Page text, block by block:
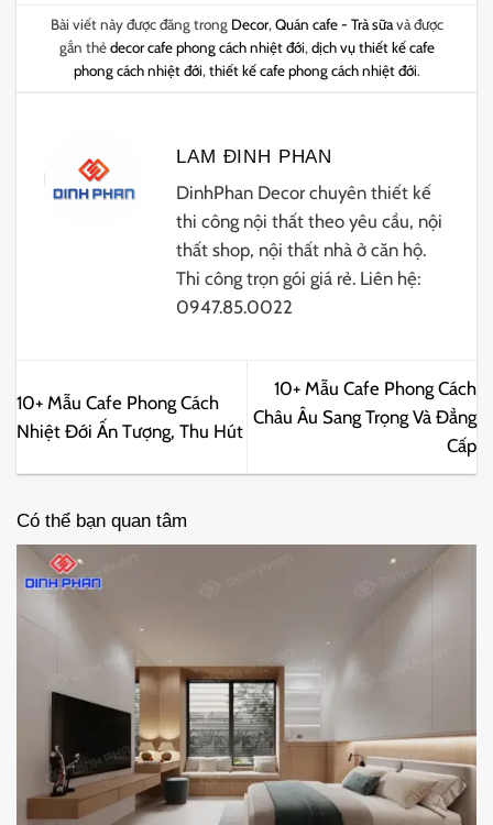
Bài viết này được đăng trong Decor, Quán cafe - Trà sữavà được
gắn thẻdecor cafe phong cách nhiệt đới, dịch vụ thiết kế cafe
phong cách nhiệt đới, thiết kế cafe phong cách nhiệt đới.
LAM ĐINH PHAN
DinhPhan Decor chuyên thiết kế
thi công nội thất theo yêu cầu, nội
thất shop, nội thất nhà ở căn hộ.
Thi công trọn gói giá rẻ. Liên hệ:
0947.85.0022
10+ Mẫu Cafe Phong Cách
Nhiệt Đới Ấn Tượng, Thu Hút
10+ Mẫu Cafe Phong Cách
Châu Âu Sang Trọng Và Đẳng
Cấp
Có thể bạn quan tâm